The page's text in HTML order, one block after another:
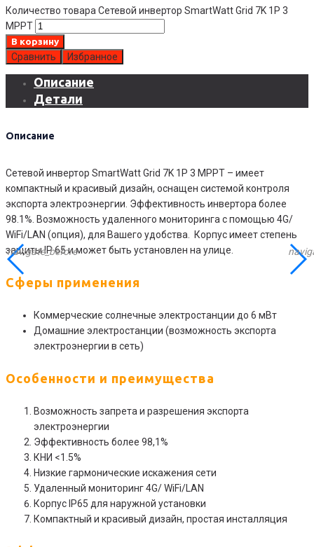
Количество товара Сетевой инвертор SmartWatt Grid 7K 1P 3
MPPT
В корзину
Сравнить Избранное
Описание
Детали
Описание
Сетевой инвертор SmartWatt Grid 7K 1P 3 MPPT – имеет
компактный и красивый дизайн, оснащен системой контроля
экспорта электроэнергии. Эффективность инвертора более
98.1%. Возможность удаленного мониторинга с помощью 4G/
WiFi/LAN (опция), для Вашего удобства. Корпус имеет степень
защиты IP 65 и может быть установлен на улице.
Сферы применения
Коммерческие солнечные электростанции до 6 мВт
Домашние электростанции (возможность экспорта
электроэнергии в сеть)
Особенности и преимущества
Возможность запрета и разрешения экспорта
электроэнергии
Эффективность более 98,1%
КНИ <1.5%
Низкие гармонические искажения сети
Удаленный мониторинг 4G/ WiFi/LAN
Корпус IP65 для наружной установки
Компактный и красивый дизайн, простая инсталляция
navigate_before